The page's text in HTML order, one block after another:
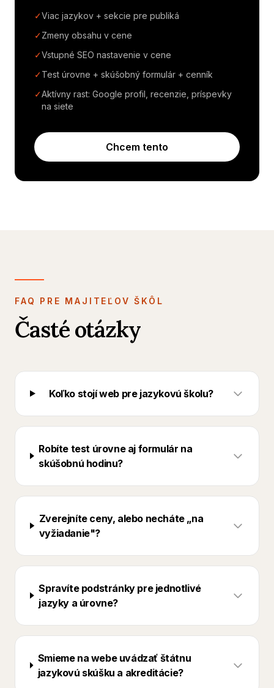
✓Viac jazykov + sekcie pre publiká
✓Zmeny obsahu v cene
✓Vstupné SEO nastavenie v cene
✓Test úrovne + skúšobný formulár + cenník
✓Aktívny rast: Google profil, recenzie, príspevky
na siete
Chcem tento
FAQ PRE MAJITEĽOV ŠKÔL
Časté otázky
Koľko stojí web pre jazykovú školu?
Robíte test úrovne aj formulár na
skúšobnú hodinu?
Zverejníte ceny, alebo necháte „na
vyžiadanie"?
Spravíte podstránky pre jednotlivé
jazyky a úrovne?
Smieme na webe uvádzať štátnu
jazykovú skúšku a akreditácie?